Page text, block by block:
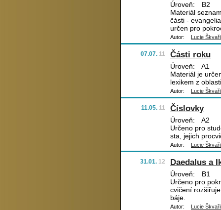
Úroveň:
B2
Materiál
části -
určen pro
Autor: Lucie
07.07. 11 Části roku
Úroveň:
A1
Materiál je
lexikem z
Autor: Lucie
11.05. 11 Číslovky
Úroveň:
A2
Určeno pro
sta, jejich
Autor: Lucie
31.01. 12 Daedalus a
Úroveň:
B1
Určeno pro
cvičení
báje.
Autor: Lucie